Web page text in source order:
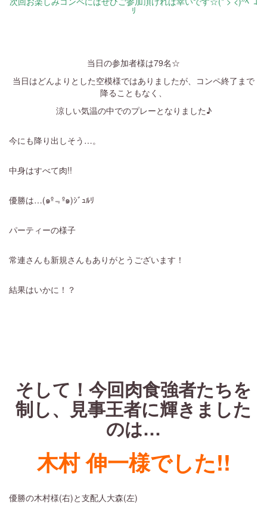
ﾘ
当日の参加者様は79名☆
当日はどんよりとした空模様ではありましたが、コンペ終了まで
降ることもなく、
涼しい気温の中でのプレーとなりました♪
今にも降り出しそう…。
中身はすべて肉!!
優勝は…(๑º﹃º​๑)ｼﾞｭﾙﾘ
パーティーの様子
常連さんも新規さんもありがとうございます！
結果はいかに！？
そして！今回肉食強者たちを
制し、見事王者に輝きました
のは…
木村 伸一様でした!!
優勝の木村様(右)と支配人大森(左)